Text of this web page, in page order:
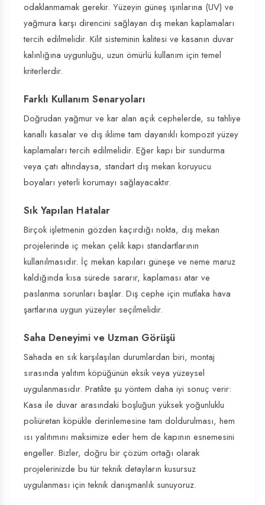
odaklanmamak gerekir. Yüzeyin güneş ışınlarına (UV) ve
yağmura karşı direncini sağlayan dış mekan kaplamaları
tercih edilmelidir. Kilit sisteminin kalitesi ve kasanın duvar
kalınlığına uygunluğu, uzun ömürlü kullanım için temel
kriterlerdir.
Farklı Kullanım Senaryoları
Doğrudan yağmur ve kar alan açık cephelerde, su tahliye
kanallı kasalar ve dış iklime tam dayanıklı kompozit yüzey
kaplamaları tercih edilmelidir. Eğer kapı bir sundurma
veya çatı altındaysa, standart dış mekan koruyucu
boyaları yeterli korumayı sağlayacaktır.
Sık Yapılan Hatalar
Birçok işletmenin gözden kaçırdığı nokta, dış mekan
projelerinde iç mekan çelik kapı standartlarının
kullanılmasıdır. İç mekan kapıları güneşe ve neme maruz
kaldığında kısa sürede sararır, kaplaması atar ve
paslanma sorunları başlar. Dış cephe için mutlaka hava
şartlarına uygun yüzeyler seçilmelidir.
Saha Deneyimi ve Uzman Görüşü
Sahada en sık karşılaşılan durumlardan biri, montaj
sırasında yalıtım köpüğünün eksik veya yüzeysel
uygulanmasıdır. Pratikte şu yöntem daha iyi sonuç verir:
Kasa ile duvar arasındaki boşluğun yüksek yoğunluklu
poliüretan köpükle derinlemesine tam doldurulması, hem
ısı yalıtımını maksimize eder hem de kapının esnemesini
engeller. Bizler, doğru bir çözüm ortağı olarak
projelerinizde bu tür teknik detayların kusursuz
uygulanması için teknik danışmanlık sunuyoruz.